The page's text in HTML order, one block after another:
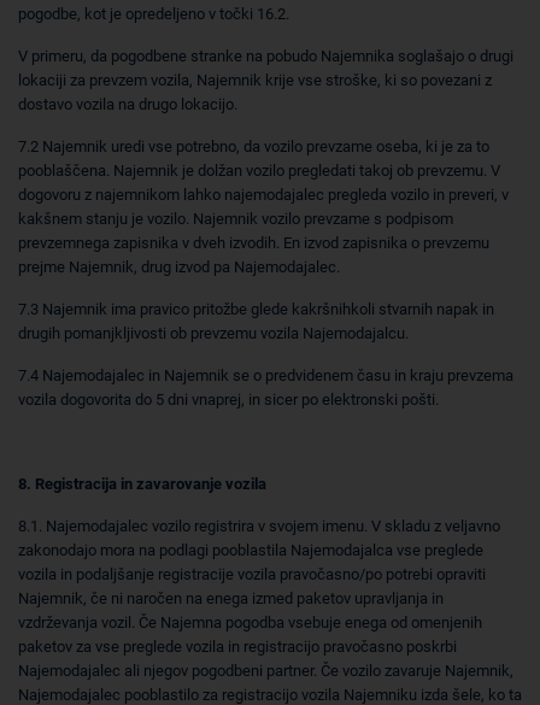
pogodbe, kot je opredeljeno v točki 16.2.
V primeru, da pogodbene stranke na pobudo Najemnika soglašajo o drugi
lokaciji za prevzem vozila, Najemnik krije vse stroške, ki so povezani z
dostavo vozila na drugo lokacijo.
7.2 Najemnik uredi vse potrebno, da vozilo prevzame oseba, ki je za to
pooblaščena. Najemnik je dolžan vozilo pregledati takoj ob prevzemu. V
dogovoru z najemnikom lahko najemodajalec pregleda vozilo in preveri, v
kakšnem stanju je vozilo. Najemnik vozilo prevzame s podpisom
prevzemnega zapisnika v dveh izvodih. En izvod zapisnika o prevzemu
prejme Najemnik, drug izvod pa Najemodajalec.
7.3 Najemnik ima pravico pritožbe glede kakršnihkoli stvarnih napak in
drugih pomanjkljivosti ob prevzemu vozila Najemodajalcu.
7.4 Najemodajalec in Najemnik se o predvidenem času in kraju prevzema
vozila dogovorita do 5 dni vnaprej, in sicer po elektronski pošti.
8. Registracija in zavarovanje vozila
8.1. Najemodajalec vozilo registrira v svojem imenu. V skladu z veljavno
zakonodajo mora na podlagi pooblastila Najemodajalca vse preglede
vozila in podaljšanje registracije vozila pravočasno/po potrebi opraviti
Najemnik, če ni naročen na enega izmed paketov upravljanja in
vzdrževanja vozil. Če Najemna pogodba vsebuje enega od omenjenih
paketov za vse preglede vozila in registracijo pravočasno poskrbi
Najemodajalec ali njegov pogodbeni partner. Če vozilo zavaruje Najemnik,
Najemodajalec pooblastilo za registracijo vozila Najemniku izda šele, ko ta